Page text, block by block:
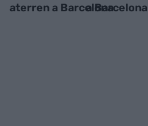
aterren a Barcelonaa Barcelona